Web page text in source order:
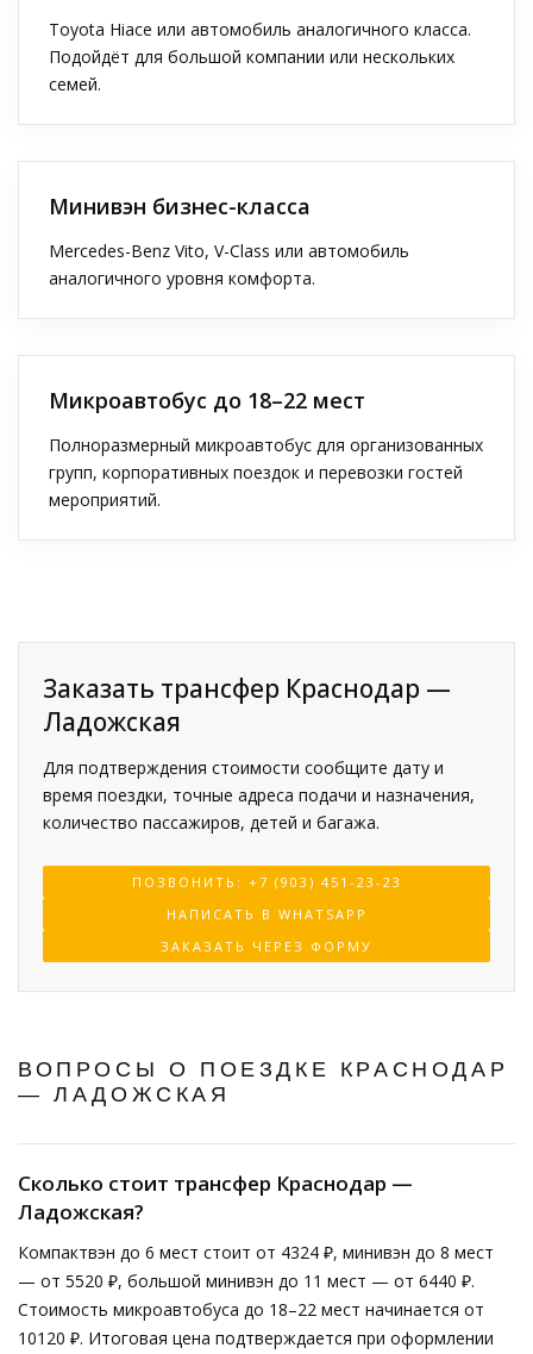
Toyota Hiace или автомобиль аналогичного класса.
Подойдёт для большой компании или нескольких
семей.
Минивэн бизнес-класса
Mercedes-Benz Vito, V-Class или автомобиль
аналогичного уровня комфорта.
Микроавтобус до 18–22 мест
Полноразмерный микроавтобус для организованных
групп, корпоративных поездок и перевозки гостей
мероприятий.
Заказать трансфер Краснодар —
Ладожская
Для подтверждения стоимости сообщите дату и
время поездки, точные адреса подачи и назначения,
количество пассажиров, детей и багажа.
ПОЗВОНИТЬ: +7 (903) 451-23-23
НАПИСАТЬ В WHATSAPP
ЗАКАЗАТЬ ЧЕРЕЗ ФОРМУ
ВОПРОСЫ О ПОЕЗДКЕ КРАСНОДАР
— ЛАДОЖСКАЯ
Сколько стоит трансфер Краснодар —
Ладожская?
Компактвэн до 6 мест стоит от 4324 ₽, минивэн до 8 мест
— от 5520 ₽, большой минивэн до 11 мест — от 6440 ₽.
Стоимость микроавтобуса до 18–22 мест начинается от
10120 ₽. Итоговая цена подтверждается при оформлении